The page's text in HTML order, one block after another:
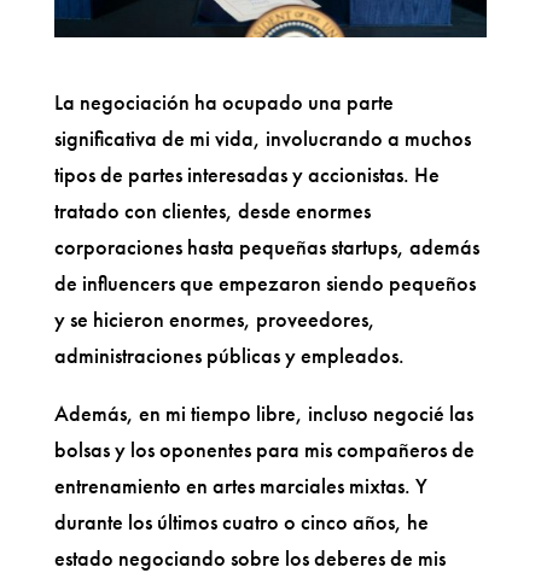
La negociación ha ocupado una parte
significativa de mi vida, involucrando a muchos
tipos de partes interesadas y accionistas. He
tratado con clientes, desde enormes
corporaciones hasta pequeñas startups, además
de influencers que empezaron siendo pequeños
y se hicieron enormes, proveedores,
administraciones públicas y empleados.
Además, en mi tiempo libre, incluso negocié las
bolsas y los oponentes para mis compañeros de
entrenamiento en artes marciales mixtas. Y
durante los últimos cuatro o cinco años, he
estado negociando sobre los deberes de mis